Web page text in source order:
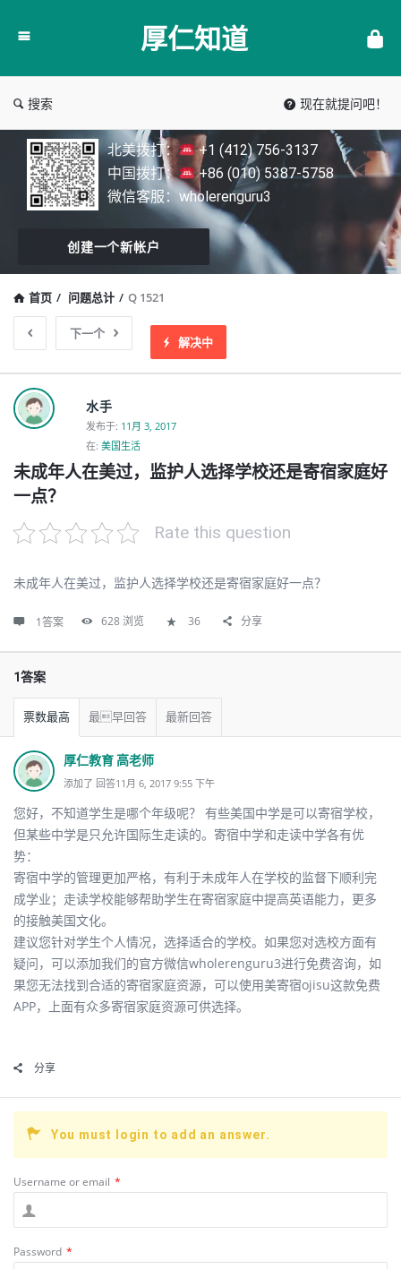
仁
厚仁知道
搜索 现在就提问吧！
北美拨打：
+1 (412) 756-3137
中国拨打：
+86 (010) 5387-5758
微信客服：wholerenguru3
创建一个新帐户
首页 / 问题总计 / Q 1521
下一个
解决中
水手
发布于: 11月 3, 2017
在: 美国生活
未成年人在美过，监护人选择学校还是寄宿家庭好
一点？
Rate this question
未成年人在美过，监护人选择学校还是寄宿家庭好一点？
1答案 628浏览 36 分享
1答案
票数最高 最早回答 最新回答
厚仁教育 高老师
添加了 回答11月 6, 2017 9:55 下午
您好，不知道学生是哪个年级呢？ 有些美国中学是可以寄宿学校，
但某些中学是只允许国际生走读的。寄宿中学和走读中学各有优
势：
寄宿中学的管理更加严格，有利于未成年人在学校的监督下顺利完
成学业；走读学校能够帮助学生在寄宿家庭中提高英语能力，更多
的接触美国文化。
建议您针对学生个人情况，选择适合的学校。如果您对选校方面有
疑问，可以添加我们的官方微信wholerenguru3进行免费咨询，如
果您无法找到合适的寄宿家庭资源，可以使用美寄宿ojisu这款免费
APP，上面有众多寄宿家庭资源可供选择。
分享
You must login to add an answer.
Username or email *
Password *